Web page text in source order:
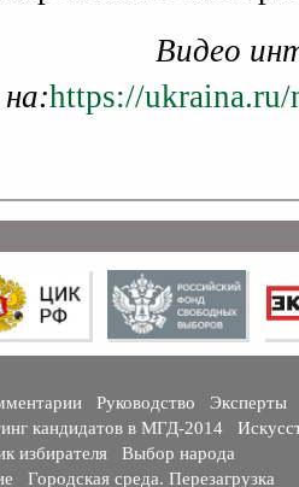
Видео
на:https://
Руководство
Эксперты
кандидатов в МГД-2014
избирателя
Выбор народа
Городская среда. Перезагрузка